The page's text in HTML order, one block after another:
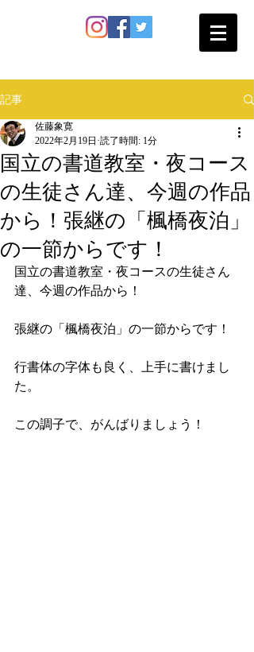
記事
国立の書道教室・夜コース
の生徒さん達、今週の作品
から！張継の「楓橋夜泊」
の一節からです！
佐藤象寛
2022年2月19日 読了時間: 1分
国立の書道教室・夜コースの生徒さん
達、今週の作品から！
張継の「楓橋夜泊」の一節からです！
行書体の字体も良く、上手に書けまし
た。
この調子で、がんばりましょう！